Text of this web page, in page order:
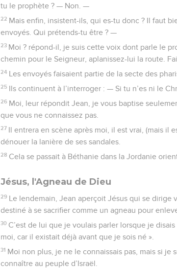
tu le prophète ? — Non. —
22 Mais enfin, insistent-ils, qui es-tu donc ? Il faut
envoyés. Qui prétends-tu être ? —
23 Moi ? répond-il, je suis cette voix dont parle le
chemin pour le Seigneur, aplanissez-lui la route.
24 Les envoyés faisaient partie de la secte des
25 Ils continuent à l’interroger : — Si tu n’es ni le
26 Moi, leur répondit Jean, je vous baptise
que vous ne connaissez pas.
27 Il entrera en scène après moi, il est vrai, (mais il
dénouer la lanière de ses sandales.
28 Cela se passait à Béthanie dans la Jordanie
Jésus, l'Agneau de Dieu
29 Le lendemain, Jean aperçoit Jésus qui se dirige
destiné à se sacrifier comme un agneau pour
30 C’est de lui que je voulais parler lorsque je
moi, car il existait déjà avant que je sois né ».
31 Moi non plus, je ne le connaissais pas, mais si je
connaître au peuple d’Israël.